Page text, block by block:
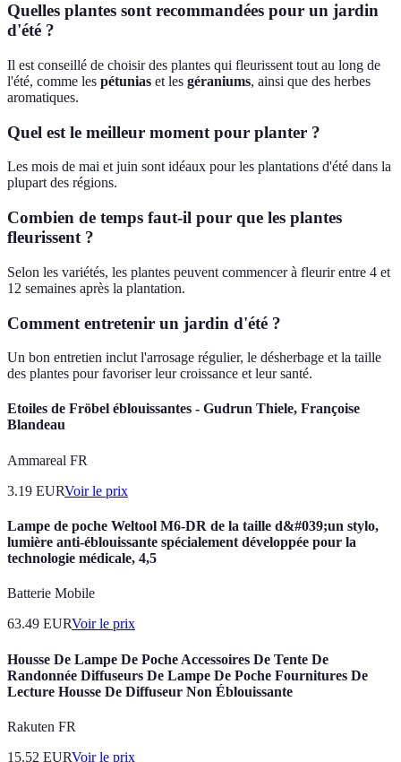
Quelles plantes sont recommandées pour un jardin
d'été ?
Il est conseillé de choisir des plantes qui fleurissent tout au long de
l'été, comme les pétunias et les géraniums, ainsi que des herbes
aromatiques.
Quel est le meilleur moment pour planter ?
Les mois de mai et juin sont idéaux pour les plantations d'été dans la
plupart des régions.
Combien de temps faut-il pour que les plantes
fleurissent ?
Selon les variétés, les plantes peuvent commencer à fleurir entre 4 et
12 semaines après la plantation.
Comment entretenir un jardin d'été ?
Un bon entretien inclut l'arrosage régulier, le désherbage et la taille
des plantes pour favoriser leur croissance et leur santé.
Etoiles de Fröbel éblouissantes - Gudrun Thiele, Françoise
Blandeau
Ammareal FR
3.19 EURVoir le prix
Lampe de poche Weltool M6-DR de la taille d&#039;un stylo,
lumière anti-éblouissante spécialement développée pour la
technologie médicale, 4,5
Batterie Mobile
63.49 EURVoir le prix
Housse De Lampe De Poche Accessoires De Tente De
Randonnée Diffuseurs De Lampe De Poche Fournitures De
Lecture Housse De Diffuseur Non Éblouissante
Rakuten FR
15.52 EURVoir le prix